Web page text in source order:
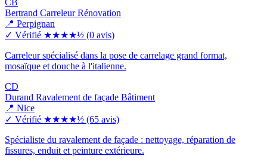
Bertrand Carreleur Rénovation
📍 Perpignan
✓ Vérifié ★★★★½ (0 avis)
Carreleur spécialisé dans la pose de carrelage grand format,
mosaïque et douche à l'italienne.
CD
Durand Ravalement de façade Bâtiment
📍 Nice
✓ Vérifié ★★★★½ (65 avis)
Spécialiste du ravalement de façade : nettoyage, réparation de
fissures, enduit et peinture extérieure.